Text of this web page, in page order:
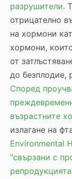
разрушители.
отрицателно
на хормони
хормони,
от
до безплодие,
Според
възрастните
излагане на
Environmental
"свързани с